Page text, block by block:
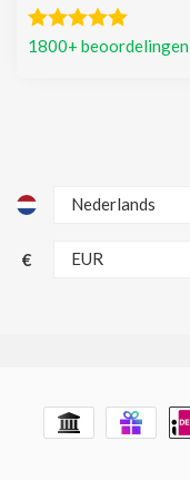
1800+ beoordelingen
€